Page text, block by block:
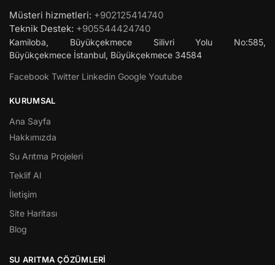
Müsteri hizmetleri: +902125414740
Teknik Destek: +905544424740
Kamiloba, Büyükçekmece Silivri Yolu No:585,
Büyükçekmece İstanbul, Büyükçekmece 34584
Facebook Twitter Linkedin Google Youtube
KURUMSAL
Ana Sayfa
Hakkımızda
Su Arıtma Projeleri
Teklif Al
İletişim
Site Haritası
Blog
SU ARITMA ÇÖZÜMLERI